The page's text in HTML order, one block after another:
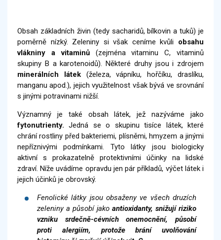
Obsah základních živin (tedy sacharidů, bílkovin a tuků) je
poměrně nízký. Zeleniny si však ceníme kvůli obsahu
vlákniny avitaminů(zejména vitaminu C, vitaminů
skupiny B a karotenoidů). Některé druhy jsou i zdrojem
minerálních látek(železa, vápníku, hořčíku, draslíku,
manganu apod.), jejich využitelnost však bývá ve srovnání
s jinými potravinami nižší.
Významný je také obsah látek, jež nazýváme jako
fytonutrienty. Jedná se o skupinu tisíce látek, které
chrání rostliny před bakteriemi, plísněmi, hmyzem a jinými
nepříznivými podmínkami. Tyto látky jsou biologicky
aktivní s prokazatelně protektivními účinky na lidské
zdraví. Níže uvádíme opravdu jen pár příkladů, výčet látek i
jejich účinků je obrovský.
Fenolické látky jsou obsaženy ve všech druzích
zeleniny a působí jako antioxidanty, snižují riziko
vzniku srdečně-cévních onemocnění, působí
proti alergiím, protože brání uvolňování